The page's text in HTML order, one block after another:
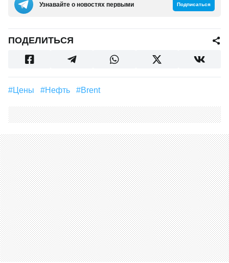
Узнавайте о новостях первыми Подписаться
ПОДЕЛИТЬСЯ
#цены #Нефть #Brent